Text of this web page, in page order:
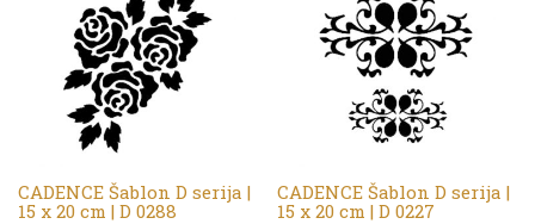
CADENCE Šablon D serija |
15 x 20 cm | D 0288
CADENCE Šablon D serija |
15 x 20 cm | D 0227